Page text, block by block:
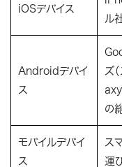
iOSデバイス
ル
Androidデバイ
ス
ズ
axy
の
モバイルデバイ
ス
ス
運